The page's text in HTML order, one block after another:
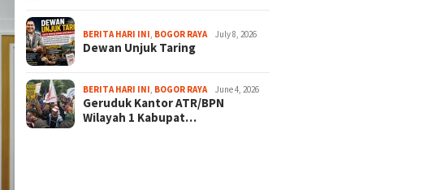
BERITA HARI INI BOGOR RAYA July 8, 2026
Dewan Unjuk Taring
BERITA HARI INI BOGOR RAYA June 4, 2026
Geruduk Kantor ATR/BPN
Wilayah 1 Kabupat…